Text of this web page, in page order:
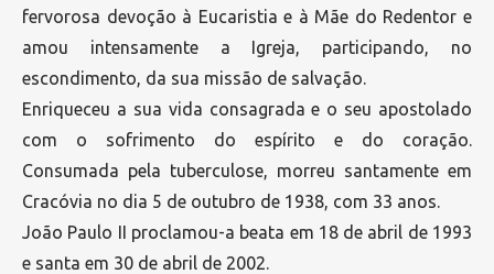
fervorosa devoção à Eucaristia e à Mãe do Redentor e
amou intensamente a Igreja, participando, no
escondimento, da sua missão de salvação.
Enriqueceu a sua vida consagrada e o seu apostolado
com o sofrimento do espírito e do coração.
Consumada pela tuberculose, morreu santamente em
Cracóvia no dia 5 de outubro de 1938, com 33 anos.
João Paulo II proclamou-a beata em 18 de abril de 1993
e santa em 30 de abril de 2002.